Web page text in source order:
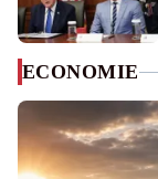
ECONOMIE